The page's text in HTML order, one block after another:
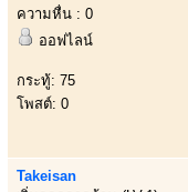
ความหื่น : 0
ออฟไลน์
กระทู้: 75
โพสต์: 0
Takeisan